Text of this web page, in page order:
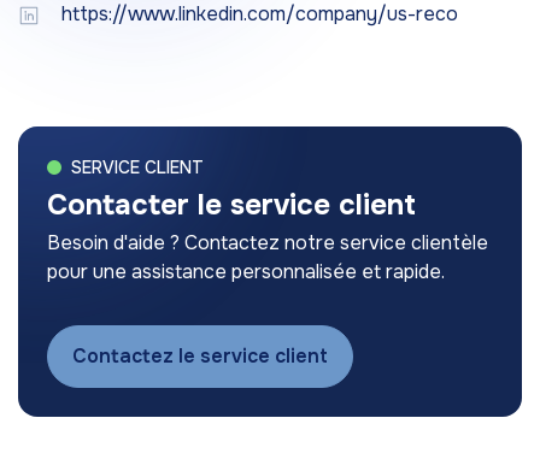
https://www.linkedin.com/company/us-reco
SERVICE CLIENT
Contacter le service client
Besoin d'aide ? Contactez notre service clientèle
pour une assistance personnalisée et rapide.
Contactez le service client